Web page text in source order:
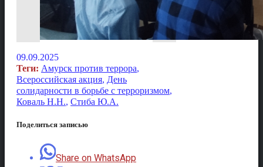
09.09.2025
Теги: Амурск против террора,
Всероссийская акция, День
солидарности в борьбе с терроризмом,
Коваль Н.Н., Стиба Ю.А.
Поделиться записью
Share on WhatsApp